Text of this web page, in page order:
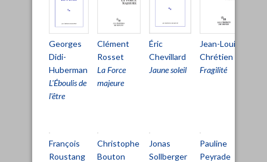
Georges
Didi-
Huberman
L'Éboulis de
l'être
Clément
Rosset
La Force
majeure
Éric
Chevillard
Jaune soleil
Jean-Louis
Chrétien
Fragilité
François
Roustang
Christophe
Bouton
Jonas
Sollberger
Pauline
Peyrade